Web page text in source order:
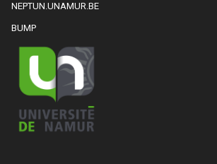
NEPTUN.UNAMUR.BE
BUMP